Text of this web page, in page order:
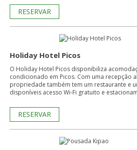
RESERVAR
Holiday Hotel Picos
O Holiday Hotel Picos disponibiliza
condicionado em Picos. Com uma recepção
propriedade também tem um restaurante e
disponíveis acesso Wi-Fi gratuito e
RESERVAR